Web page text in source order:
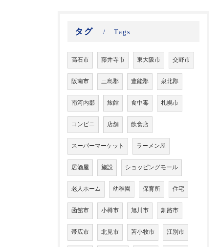
タグ Tags
高石市 藤井寺市 東大阪市 交野市
阪南市 三島郡 豊能郡 泉北郡
南河内郡 旅館 食中毒 札幌市
コンビニ 店舗 飲食店
スーパーマーケット ラーメン屋
居酒屋 施設 ショッピングモール
老人ホーム 幼稚園 保育所 住宅
函館市 小樽市 旭川市 釧路市
帯広市 北見市 苫小牧市 江別市